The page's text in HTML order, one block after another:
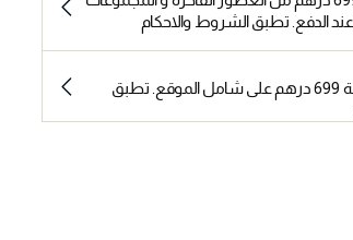
الدفع. تطبق الشروط والاحكام
عند التسوق بقيمة 699 درهم على شامل الموقع. تطبق